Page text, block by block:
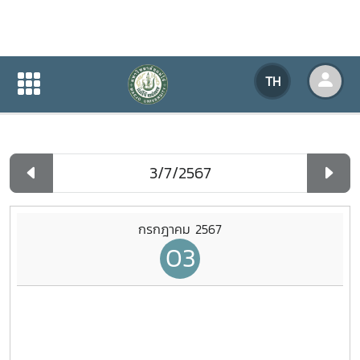
TH
ปฏิทินกิจกรรมของหน่วยงาน
ปฏิทินกิจกรรมของหน่วยงาน
กรกฎาคม 2567
03